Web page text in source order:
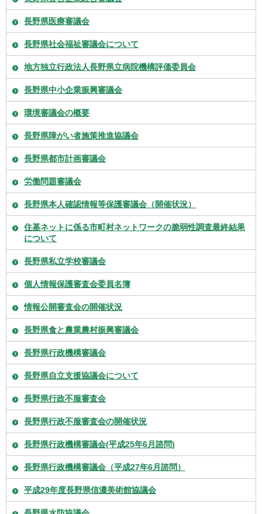
長野県医療審議会
長野県社会福祉審議会について
地方独立行政法人長野県立病院機構評価委員会
長野県中小企業振興審議会
環境審議会の概要
長野県障がい者施策推進協議会
長野県都市計画審議会
労働問題審議会
長野県本人確認情報等保護審議会（開催状況）
住基ネットに係る市町村ネットワークの脆弱性調査最終結果
について
長野県私立学校審議会
個人情報保護審査会委員名簿
情報公開審査会の開催状況
長野県食と農業農村振興審議会
長野県行政機構審議会
長野県自立支援協議会について
長野県行政不服審査会
長野県行政不服審査会の開催状況
長野県行政機構審議会(平成25年6月諮問)
長野県行政機構審議会（平成27年6月諮問）
平成29年度長野県信濃美術館協議会